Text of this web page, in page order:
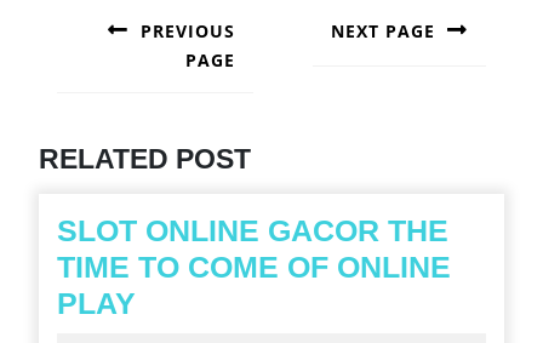
NAVIGATION
PREVIOUS
PAGE
NEXT PAGE
RELATED POST
SLOT ONLINE GACOR THE
TIME TO COME OF ONLINE
PLAY